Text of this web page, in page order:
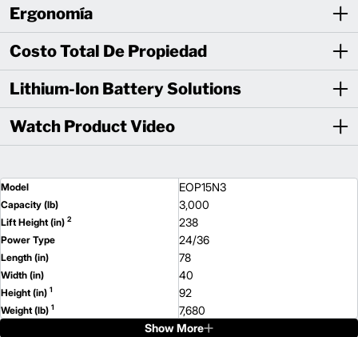
Ergonomía
Costo Total De Propiedad
Lithium-Ion Battery Solutions
Watch Product Video
Model EOP15N3
Capacity (lb) 3,000
Lift Height (in) 2 238
Power Type 24/36
Length (in) 78
Width (in) 40
Height (in) 1 92
Weight (lb) 1
7,680
Show More